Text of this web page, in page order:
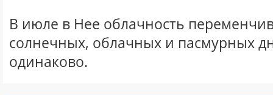
В июле в Нее облачность
солнечных, облачных и пасмурных
одинаково.